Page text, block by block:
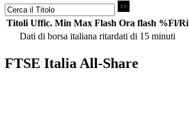
Titoli Uffic. Min Max Flash Ora flash %Fl/Ri
Dati di borsa italiana ritardati di 15 minuti
FTSE Italia All-Share